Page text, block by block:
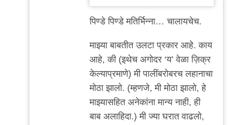
पिण्डे पिण्डे मतिर्भिन्ना… चालायचेच.
माझ्या बाबतीत उलटा प्रकार आहे. काय
आहे, की (इथेच अगोदर ‘य’ वेळा ज़िक्र
केल्याप्रमाणे) मी पालींबरोबरच लहानाचा
मोठा झालो. (म्हणजे, मी मोठा झालो, हे
माझ्यासहित अनेकांना मान्य नाही, ही
बाब अलाहिदा.) मी ज्या घरात वाढलो,